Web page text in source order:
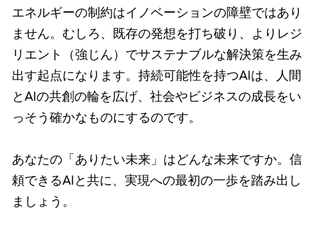
エネルギーの制約はイノベーションの障壁ではあり
ません。むしろ、既存の発想を打ち破り、よりレジ
リエント（強じん）でサステナブルな解決策を生み
出す起点になります。持続可能性を持つAIは、人間
とAIの共創の輪を広げ、社会やビジネスの成長をい
っそう確かなものにするのです。
あなたの「ありたい未来」はどんな未来ですか。信
頼できるAIと共に、実現への最初の一歩を踏み出し
ましょう。